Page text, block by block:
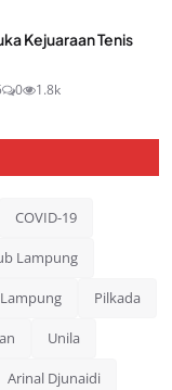
Kejuaraan Tenis
0 1.8k
COVID-19
Lampung
Pilkada
Unila
Arinal Djunaidi